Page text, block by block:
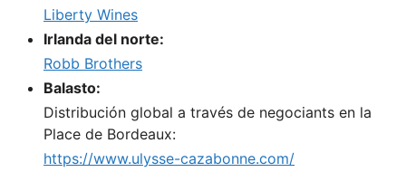
Liberty Wines
Irlanda del norte:
Robb Brothers
Balasto:
Distribución global a través de negociants en la
Place de Bordeaux:
https://www.ulysse-cazabonne.com/